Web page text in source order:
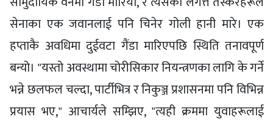
सेनाका एक जवानलाई पनि चिनेर गोली हानी मारे। एक
हप्ताकै अवधिमा दुईवटा गैंडा मारिएपछि स्थिति तनावपूर्ण
बन्यो। "यस्तो अवस्थामा चोरीसिकार नियन्त्रणका लागि के गर्ने
भन्ने छलफल चल्दा, पार्टीभित्र र निकुञ्ज प्रशासनमा पनि विभिन्न
प्रयास भए," आचार्यले सम्झिए, "त्यही क्रममा युवाहरूलाई